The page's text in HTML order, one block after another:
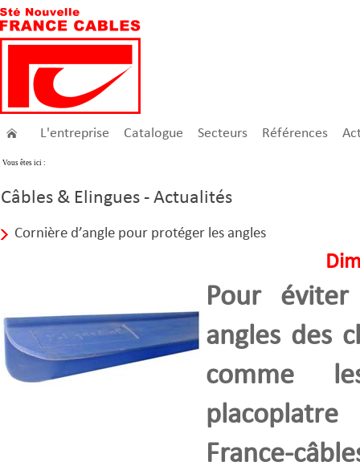
L'entreprise Catalogue Secteurs Références
Vous êtes ici :
Câbles & Elingues - Actualités
Cornière d’angle pour protéger les angles
Pour
angles des
comme
France-